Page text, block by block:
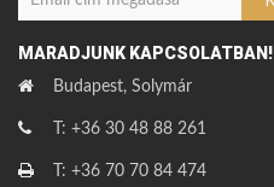
MARADJUNK KAPCSOLATBAN!
Budapest, Solymár
T: +36 30 48 88 261
T: +36 70 70 84 474